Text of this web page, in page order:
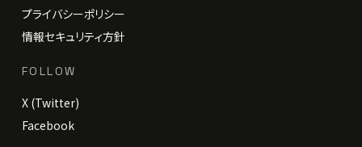
プライバシーポリシー
情報セキュリティ方針
FOLLOW
X (Twitter)
Facebook